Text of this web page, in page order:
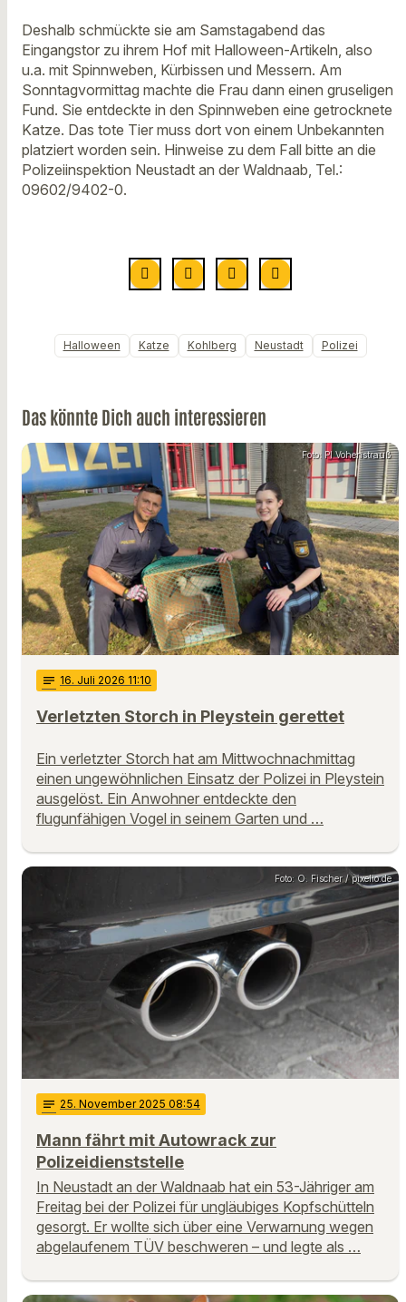
Deshalb schmückte sie am Samstagabend das
Eingangstor zu ihrem Hof mit Halloween-Artikeln, also
u.a. mit Spinnweben, Kürbissen und Messern. Am
Sonntagvormittag machte die Frau dann einen gruseligen
Fund. Sie entdeckte in den Spinnweben eine getrocknete
Katze. Das tote Tier muss dort von einem Unbekannten
platziert worden sein. Hinweise zu dem Fall bitte an die
Polizeiinspektion Neustadt an der Waldnaab, Tel.:
09602/9402-0.
Halloween Katze Kohlberg Neustadt Polizei
Das könnte Dich auch interessieren
Foto: PI Vohenstrauß
notes 16. Juli 2026 11:10
Verletzten Storch in Pleystein gerettet
Ein verletzter Storch hat am Mittwochnachmittag
einen ungewöhnlichen Einsatz der Polizei in Pleystein
ausgelöst. Ein Anwohner entdeckte den
flugunfähigen Vogel in seinem Garten und …
Foto: O. Fischer / pixelio.de
notes 25. November 2025 08:54
Mann fährt mit Autowrack zur
Polizeidienststelle
In Neustadt an der Waldnaab hat ein 53-Jähriger am
Freitag bei der Polizei für ungläubiges Kopfschütteln
gesorgt. Er wollte sich über eine Verwarnung wegen
abgelaufenem TÜV beschweren – und legte als …